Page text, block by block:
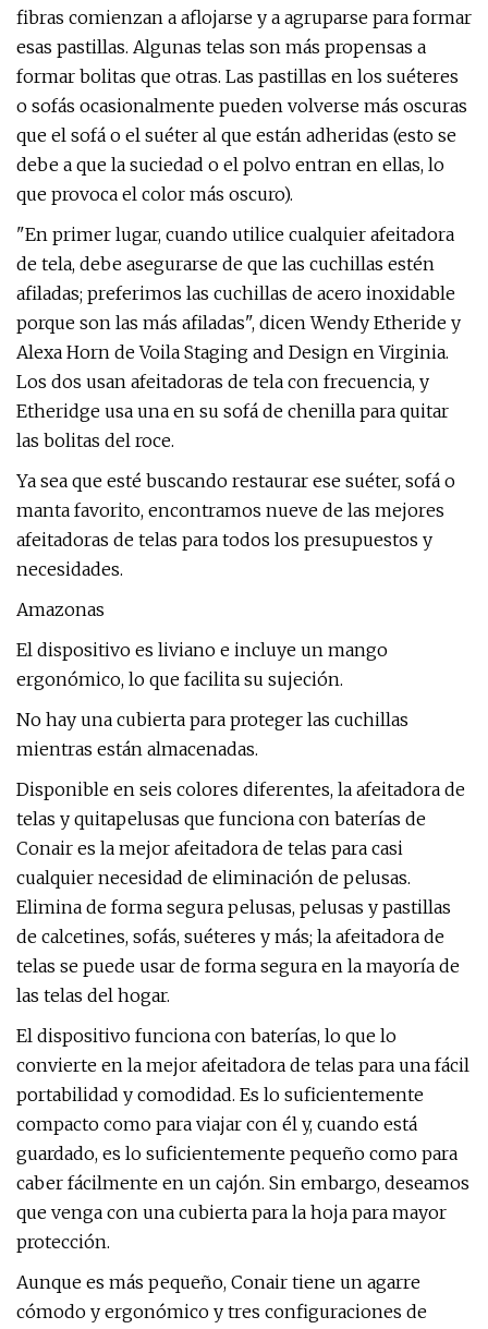
fibras comienzan a aflojarse y a agruparse para formar
esas pastillas. Algunas telas son más propensas a
formar bolitas que otras. Las pastillas en los suéteres
o sofás ocasionalmente pueden volverse más oscuras
que el sofá o el suéter al que están adheridas (esto se
debe a que la suciedad o el polvo entran en ellas, lo
que provoca el color más oscuro).
"En primer lugar, cuando utilice cualquier afeitadora
de tela, debe asegurarse de que las cuchillas estén
afiladas; preferimos las cuchillas de acero inoxidable
porque son las más afiladas", dicen Wendy Etheride y
Alexa Horn de Voila Staging and Design en Virginia.
Los dos usan afeitadoras de tela con frecuencia, y
Etheridge usa una en su sofá de chenilla para quitar
las bolitas del roce.
Ya sea que esté buscando restaurar ese suéter, sofá o
manta favorito, encontramos nueve de las mejores
afeitadoras de telas para todos los presupuestos y
necesidades.
Amazonas
El dispositivo es liviano e incluye un mango
ergonómico, lo que facilita su sujeción.
No hay una cubierta para proteger las cuchillas
mientras están almacenadas.
Disponible en seis colores diferentes, la afeitadora de
telas y quitapelusas que funciona con baterías de
Conair es la mejor afeitadora de telas para casi
cualquier necesidad de eliminación de pelusas.
Elimina de forma segura pelusas, pelusas y pastillas
de calcetines, sofás, suéteres y más; la afeitadora de
telas se puede usar de forma segura en la mayoría de
las telas del hogar.
El dispositivo funciona con baterías, lo que lo
convierte en la mejor afeitadora de telas para una fácil
portabilidad y comodidad. Es lo suficientemente
compacto como para viajar con él y, cuando está
guardado, es lo suficientemente pequeño como para
caber fácilmente en un cajón. Sin embargo, deseamos
que venga con una cubierta para la hoja para mayor
protección.
Aunque es más pequeño, Conair tiene un agarre
cómodo y ergonómico y tres configuraciones de